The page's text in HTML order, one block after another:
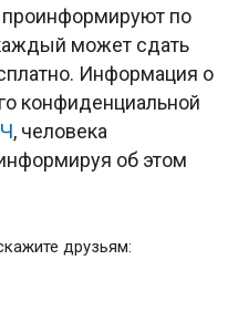
по
может сдать
Информация о
конфиденциальной
, человека
об этом
друзьям: